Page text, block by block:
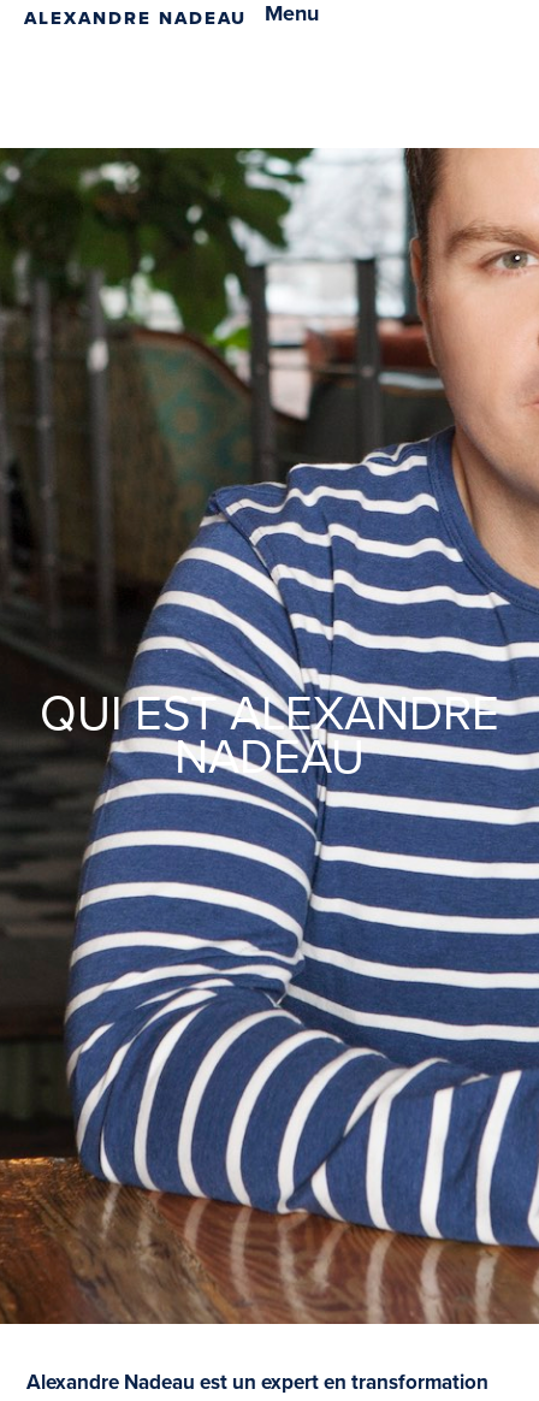
ALEXANDRE NADEAU Menu
QUI EST ALEXANDRE
NADEAU
Alexandre Nadeau est un expert en transformation